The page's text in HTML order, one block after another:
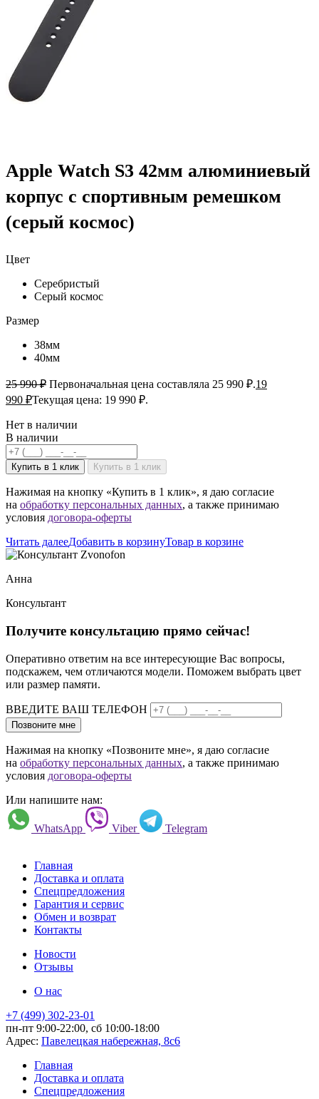
Apple Watch S3 42мм алюминиевый
корпус с спортивным ремешком
(серый космос)
Цвет
Серебристый
Серый космос
Размер
38мм
40мм
25 990₽ Первоначальная цена составляла 25 990 ₽.19
990 ₽Текущая цена: 19 990 ₽.
Нет в наличии
В наличии
Купить в 1 клик Купить в 1 клик
Нажимая на кнопку «Купить в 1 клик», я даю согласие
на обработку персональных данных, а также принимаю
условия договора-оферты
Читать далееДобавить в корзинуТовар в корзине
Анна
Консультант
Получите консультацию прямо сейчас!
Оперативно ответим на все интересующие Вас вопросы,
подскажем, чем отличаются модели. Поможем выбрать цвет
или размер памяти.
ВВЕДИТЕ ВАШ ТЕЛЕФОН
Позвоните мне
Нажимая на кнопку «Позвоните мне», я даю согласие
на обработку персональных данных, а также принимаю
условия договора-оферты
Или напишите нам:
WhatsApp Viber Telegram
Главная
Доставка и оплата
Спецпредложения
Гарантия и сервис
Обмен и возврат
Контакты
Новости
Отзывы
О нас
+7 (499) 302-23-01
пн-пт 9:00-22:00, сб 10:00-18:00
Адрес: Павелецкая набережная, 8с6
Главная
Доставка и оплата
Спецпредложения